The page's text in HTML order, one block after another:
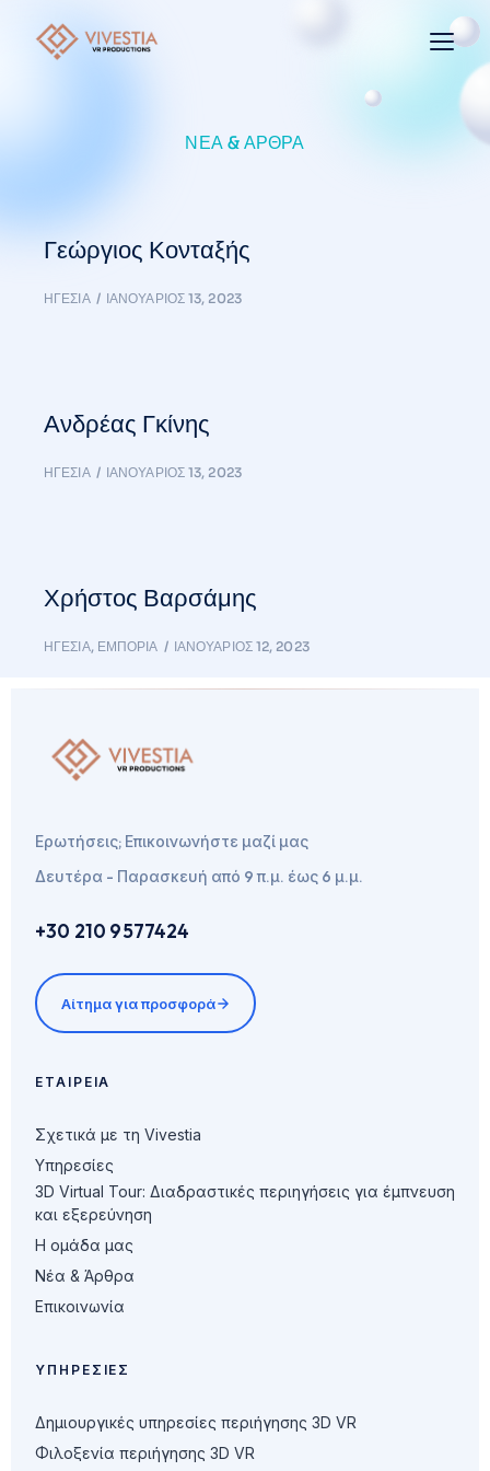
ΝΈΑ & ΆΡΘΡΑ
Γεώργιος Κονταξής
ΗΓΕΣΊΑ ΙΑΝΟΥΆΡΙΟΣ 13, 2023
Ανδρέας Γκίνης
ΗΓΕΣΊΑ ΙΑΝΟΥΆΡΙΟΣ 13, 2023
Χρήστος Βαρσάμης
ΗΓΕΣΊΑ, ΕΜΠΟΡΊΑ ΙΑΝΟΥΆΡΙΟΣ 12, 2023
Ερωτήσεις; Επικοινωνήστε μαζί μας
Δευτέρα - Παρασκευή από 9 π.μ. έως 6 μ.μ.
+30 210 9577424
Αίτημα για προσφορά
ΕΤΑΙΡΕΊΑ
Σχετικά με τη Vivestia
Υπηρεσίες
3D Virtual Tour: Διαδραστικές περιηγήσεις για έμπνευση
και εξερεύνηση
Η ομάδα μας
Νέα & Άρθρα
Επικοινωνία
ΥΠΗΡΕΣΊΕΣ
Δημιουργικές υπηρεσίες περιήγησης 3D VR
Φιλοξενία περιήγησης 3D VR